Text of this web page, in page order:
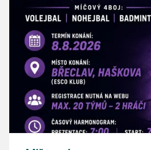
16:00 - odpolední zábava na
21:00 - večerní zábava
K tanci a poslechu bude hrát DH
Lanžhotčané.
Těšíme se na Vás!